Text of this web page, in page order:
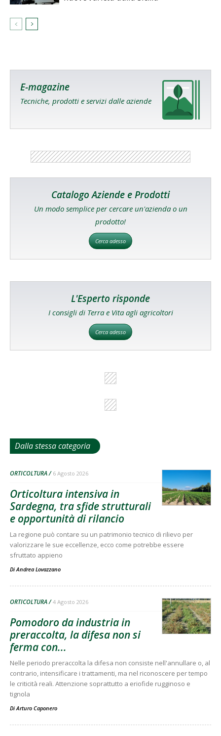
E-magazine
Tecniche, prodotti e servizi dalle aziende
Catalogo Aziende e Prodotti
Un modo semplice per cercare un'azienda o un
prodotto!
Cerca adesso
L'Esperto risponde
I consigli di Terra e Vita agli agricoltori
Cerca adesso
Dalla stessa categoria
ORTICOLTURA 6 Agosto 2026
Orticoltura intensiva in
Sardegna, tra sfide strutturali
e opportunità di rilancio
La regione può contare su un patrimonio tecnico di rilievo per
valorizzare le sue eccellenze, ecco come potrebbe essere
sfruttato appieno
DiAndrea Lovazzano
ORTICOLTURA 4 Agosto 2026
Pomodoro da industria in
preraccolta, la difesa non si
ferma con...
Nelle periodo preraccolta la difesa non consiste nell'annullare o, al
contrario, intensificare i trattamenti, ma nel riconoscere per tempo
le criticità reali. Attenzione soprattutto a eriofide rugginoso e
tignola
DiArturo Caponero